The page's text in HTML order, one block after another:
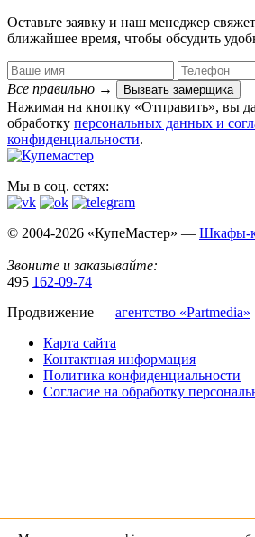
Оставьте заявку и наш менеджер
ближайшее время, чтобы обсудить
Все правильно → Вызвать замерщика
Нажимая на кнопку «Отправить», вы
обработку персональных данных​ и
конфиденциальности.
Мы в соц. сетях:
© 2004-2026 «КупеМастер» — Шкафы-
Звоните и заказывайте:
495 162-09-74
Продвижение — агентство «Partmedia»
Карта сайта
Контактная информация
Политика конфиденциальности
Согласие на обработку